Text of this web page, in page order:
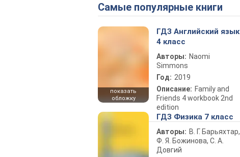
Самые популярные книги
показать
обложку
ГДЗ Английский язык
4 класс
Авторы: Naomi
Simmons
Год: 2019
Описание: Family and
Friends 4 workbook 2nd
edition
ГДЗ Физика 7 класс
Авторы: В. Г. Барьяхтар,
Ф. Я. Божинова, С. А.
Довгий